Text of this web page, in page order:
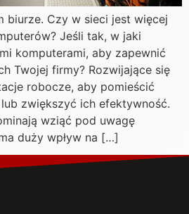
biurze. Czy w sieci jest więcej
Jeśli tak, w jaki
komputerami, aby zapewnić
Twojej firmy? Rozwijające się
robocze, aby pomieścić
zwiększyć ich efektywność.
wziąć pod uwagę
duży wpływ na […]